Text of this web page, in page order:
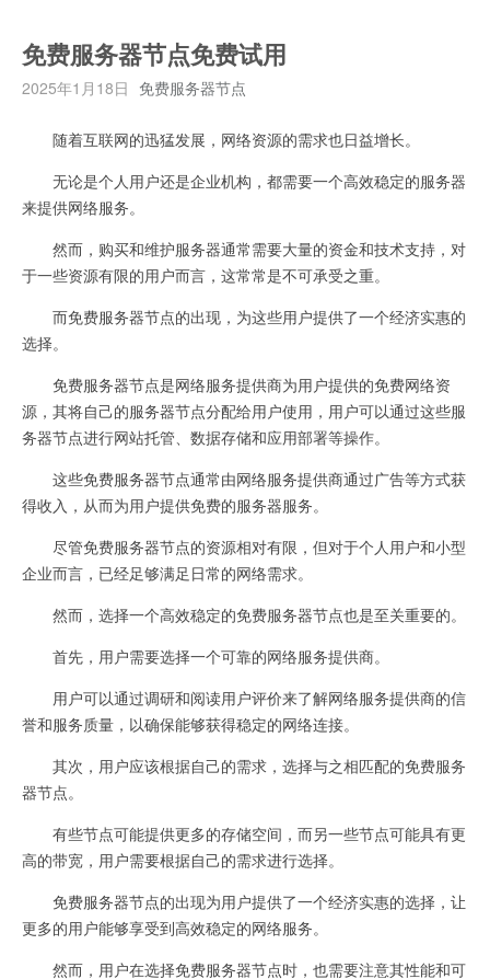
免费服务器节点免费试用
2025年1月18日 免费服务器节点
随着互联网的迅猛发展，网络资源的需求也日益增长。
无论是个人用户还是企业机构，都需要一个高效稳定的服务器
来提供网络服务。
然而，购买和维护服务器通常需要大量的资金和技术支持，对
于一些资源有限的用户而言，这常常是不可承受之重。
而免费服务器节点的出现，为这些用户提供了一个经济实惠的
选择。
免费服务器节点是网络服务提供商为用户提供的免费网络资
源，其将自己的服务器节点分配给用户使用，用户可以通过这些服
务器节点进行网站托管、数据存储和应用部署等操作。
这些免费服务器节点通常由网络服务提供商通过广告等方式获
得收入，从而为用户提供免费的服务器服务。
尽管免费服务器节点的资源相对有限，但对于个人用户和小型
企业而言，已经足够满足日常的网络需求。
然而，选择一个高效稳定的免费服务器节点也是至关重要的。
首先，用户需要选择一个可靠的网络服务提供商。
用户可以通过调研和阅读用户评价来了解网络服务提供商的信
誉和服务质量，以确保能够获得稳定的网络连接。
其次，用户应该根据自己的需求，选择与之相匹配的免费服务
器节点。
有些节点可能提供更多的存储空间，而另一些节点可能具有更
高的带宽，用户需要根据自己的需求进行选择。
免费服务器节点的出现为用户提供了一个经济实惠的选择，让
更多的用户能够享受到高效稳定的网络服务。
然而，用户在选择免费服务器节点时，也需要注意其性能和可